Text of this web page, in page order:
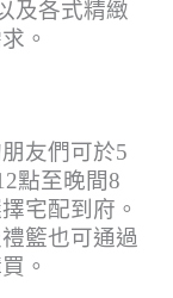
及各式精緻
。
友們可於5
點至晚間8
宅配到府。
籃也可通過
。